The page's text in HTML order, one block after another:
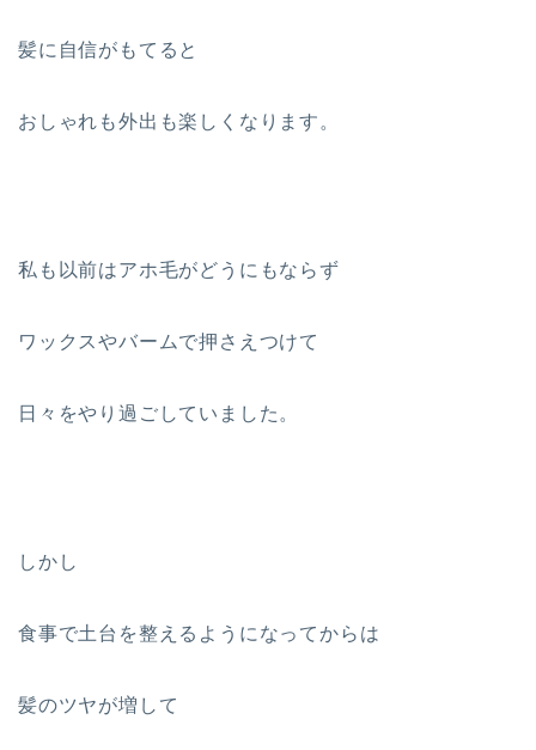
髪に自信がもてると
おしゃれも外出も楽しくなります。
私も以前はアホ毛がどうにもならず
ワックスやバームで押さえつけて
日々をやり過ごしていました。
しかし
食事で土台を整えるようになってからは
髪のツヤが増して